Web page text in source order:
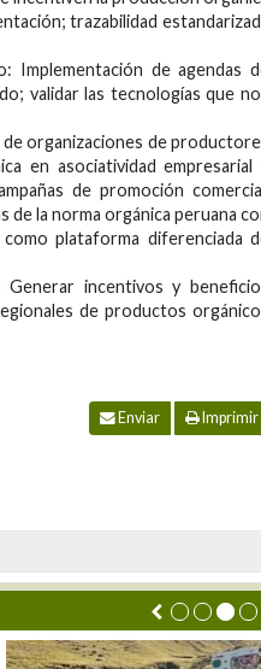
trazabilidad
Implementación de agendas
validar las tecnologías que
organizaciones de
en asociatividad empresarial
de promoción
la norma orgánica peruana
plataforma diferenciada
incentivos y
de productos
Enviar Imprimir